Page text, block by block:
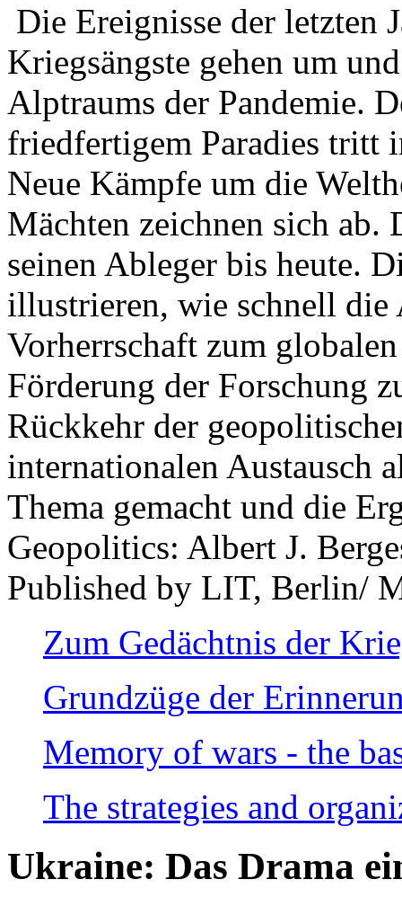
Die Ereignisse der letzten
Kriegsängste gehen um
Alptraums der Pandemie.
friedfertigem Paradies tritt
Neue Kämpfe um die
Mächten zeichnen sich
seinen Ableger bis heute.
illustrieren, wie schnell die
Vorherrschaft zum
Förderung der Forschung
Rückkehr der
internationalen Austausch
Thema gemacht und die
Geopolitics: Albert J.
Published by LIT, Berlin/
Zum Gedächtnis der
Grundzüge der
Memory of wars - the
The strategies and
Ukraine: Das Drama